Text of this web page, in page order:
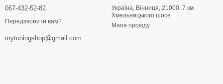
067-432-52-82
Передзвонити вам?
mytuningshop@gmail.com
Україна, Вінниця, 21000, 7 км
Хмельницького шосе
Мапа проїзду